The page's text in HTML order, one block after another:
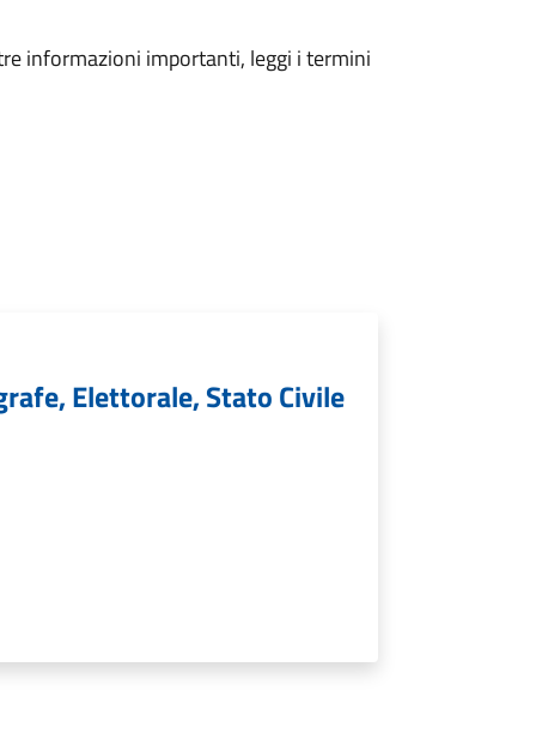
informazioni importanti, leggi i termini
Elettorale, Stato Civile